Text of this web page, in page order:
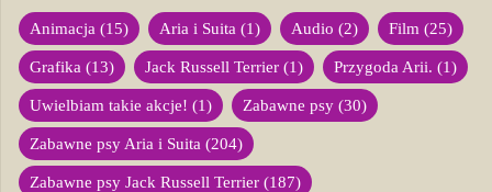
Animacja (15) Aria i Suita (1) Audio (2) Film (25)
Grafika (13) Jack Russell Terrier (1) Przygoda Arii. (1)
Uwielbiam takie akcje! (1) Zabawne psy (30)
Zabawne psy Aria i Suita (204)
Zabawne psy Jack Russell Terrier (187)